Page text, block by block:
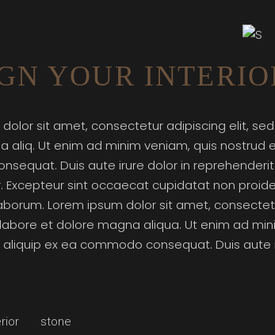
YOUR
dolor sit amet, consectetur adipiscing elit,
aliq. Ut enim ad minim veniam, quis nostrud
Duis aute irure dolor in
Excepteur sint occaecat cupidatat non
Lorem ipsum dolor sit amet,
et dolore magna aliqua. Ut enim ad
aliquip ex ea commodo consequat. Duis
stone